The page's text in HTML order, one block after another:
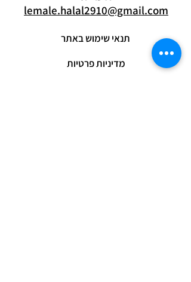
lemale.halal2910@gmail.com
תנאי שימוש באתר
מדיניות פרטיות